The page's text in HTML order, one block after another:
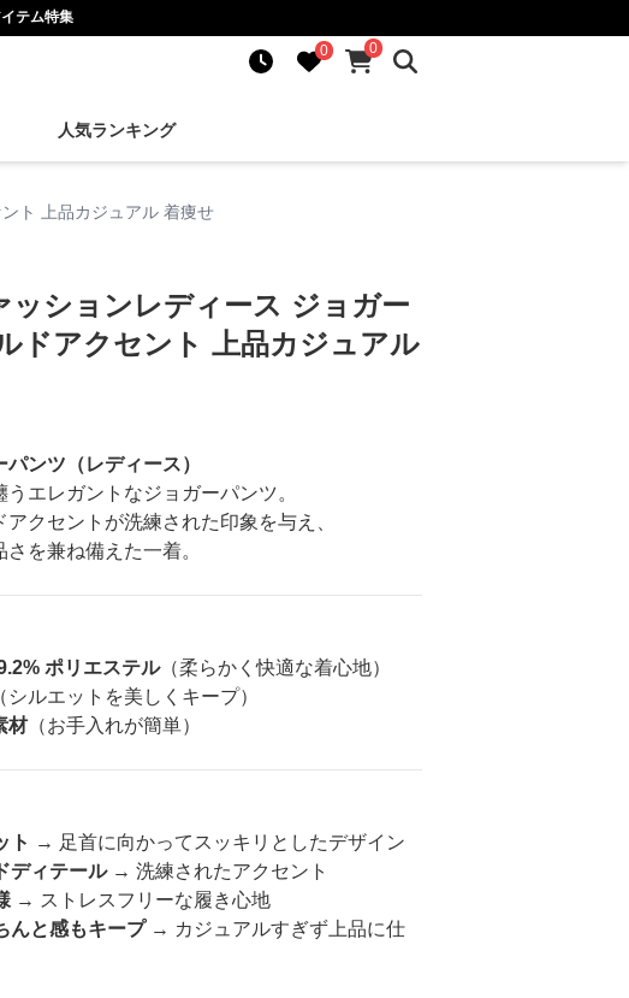
テム特集
0
0
人気ランキング
ト 上品カジュアル 着痩せ
ッションレディース ジョガー
ドアクセント 上品カジュアル
ンツ（レディース）
エレガントなジョガーパンツ。
クセントが洗練された印象を与え、
を兼ね備えた一着。
ポリエステル（柔らかく快適な着心地）
（シルエットを美しくキープ）
材（お手入れが簡単）
ト → 足首に向かってスッキリとしたデザイン
ディテール→ 洗練されたアクセント
→ ストレスフリーな履き心地
んと感もキープ→ カジュアルすぎず上品に仕